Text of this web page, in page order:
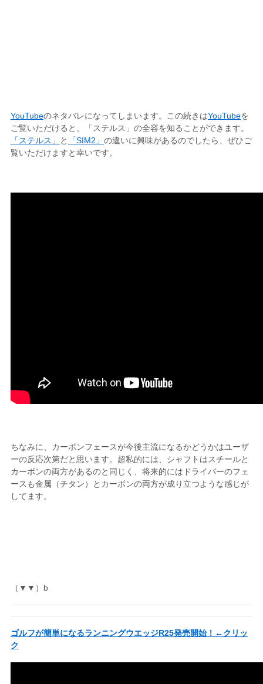
YouTubeのネタバレになってしまいます。この続きはYouTubeを
ご覧いただけると、「ステルス」の全容を知ることができます。
「ステルス」
と 「SIM2」 の違いに興味があるのでしたら、ぜひご
覧いただけますと幸いです。
ちなみに、カーボンフェースが今後主流になるかどうかはユーザ
ーの反応次第だと思います。超私的には、シャフトはスチールと
カーボンの両方があるのと同じく、将来的にはドライバーのフェ
ースも金属（チタン）とカーボンの両方が成り立つような感じが
してます。
（▼▼）b
ゴルフが簡単になるランニングウエッジR25発売開始！←クリッ
ク